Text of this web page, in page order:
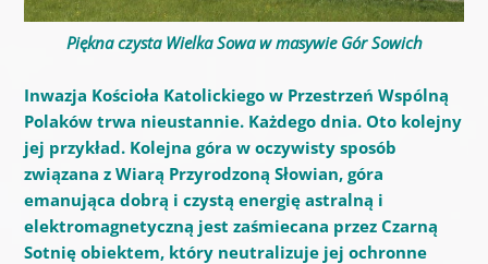
Piękna czysta Wielka Sowa w masywie Gór Sowich
Inwazja Kościoła Katolickiego w Przestrzeń Wspólną
Polaków trwa nieustannie. Każdego dnia. Oto kolejny
jej przykład. Kolejna góra w oczywisty sposób
związana z Wiarą Przyrodzoną Słowian, góra
emanująca dobrą i czystą energię astralną i
elektromagnetyczną jest zaśmiecana przez Czarną
Sotnię obiektem, który neutralizuje jej ochronne